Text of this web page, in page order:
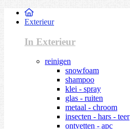
Exterieur
In Exterieur
reinigen
snowfoam
shampoo
klei - spray
glas - ruiten
metaal - chroom
insecten - hars - teer
ontvetten - apc